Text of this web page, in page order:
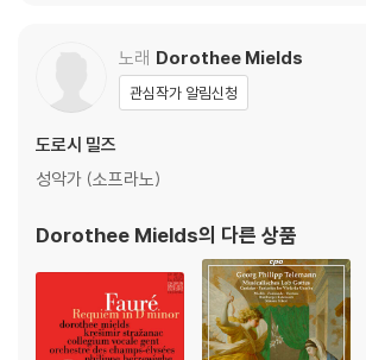
노래 Dorothee Mields
관심작가 알림신청
도로시 밀즈
성악가 (소프라노)
Dorothee Mields의 다른 상품